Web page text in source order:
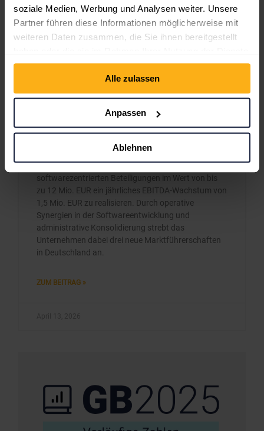
soziale Medien, Werbung und Analysen weiter. Unsere
Partner führen diese Informationen möglicherweise mit
weiteren Daten zusammen, die Sie ihnen bereitgestellt
gesammelt haben.
Alle zulassen
Anpassen
Ablehnen
Beteiligungen
Die mVISE AG plant durch den Erwerb von drei
softwarezentrierten Beteiligungen im Wert von bis
zu 12 Mio. EUR ein jährliches EBITDA-Wachstum von
1,5 Mio. EUR zu realisieren. Durch operative
Synergien in der Softwareentwicklung und
administrative Konsolidierung strebt das
Unternehmen dabei drei neue Marktführerschaften
in Deutschland an.
ZUM BEITRAG »